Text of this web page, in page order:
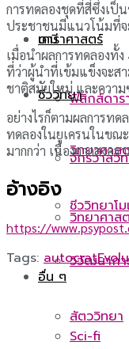
ดาราศาสตร์
ฟิสิกส์ดาร
จักรวาลวิ
วิทยาศาส
อื่น ๆ
Sci-fi
เคมี
ชีววิทยา
วิทยาศาส
ชีววิทยาโ
วิวัฒนากา
สัตววิทยา
การทดลองชุดที่สี่ซึ่งเป็
ประชาชนมีแนวโน้มที่
เมื่อนำผลการทดลองทั้
ที่ว่าผู้นําที่เข้มแข็งจะส
ชาติสมัยใหม่ และควา
อย่างไรก็ตามผลการท
ทดลองในยูเครนในขณ
มากกว่า เนื่องจากสงค
อ้างอิง
https://
Tags: autocrat